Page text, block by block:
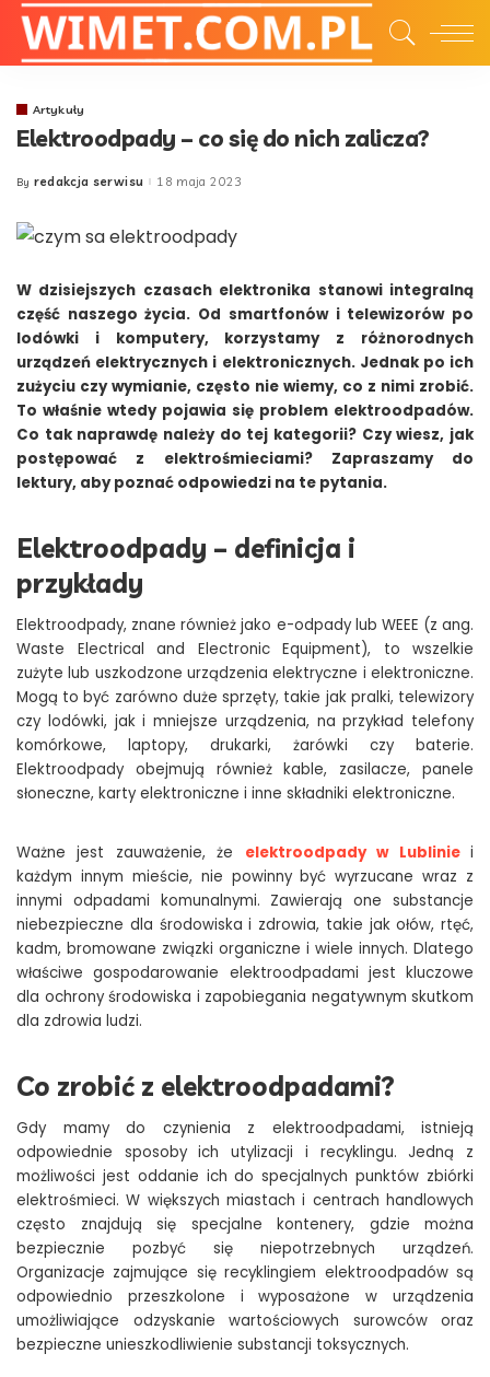
Artykuły
Elektroodpady – co się do nich zalicza?
Posted
By redakcja serwisu 18 maja 2023
W dzisiejszych czasach elektronika stanowi integralną
część naszego życia. Od smartfonów i telewizorów po
lodówki i komputery, korzystamy z różnorodnych
urządzeń elektrycznych i elektronicznych. Jednak po ich
zużyciu czy wymianie, często nie wiemy, co z nimi zrobić.
To właśnie wtedy pojawia się problem elektroodpadów.
Co tak naprawdę należy do tej kategorii? Czy wiesz, jak
postępować z elektrośmieciami? Zapraszamy do
lektury, aby poznać odpowiedzi na te pytania.
Elektroodpady – definicja i
przykłady
Elektroodpady, znane również jako e-odpady lub WEEE (z ang.
Waste Electrical and Electronic Equipment), to wszelkie
zużyte lub uszkodzone urządzenia elektryczne i elektroniczne.
Mogą to być zarówno duże sprzęty, takie jak pralki, telewizory
czy lodówki, jak i mniejsze urządzenia, na przykład telefony
komórkowe, laptopy, drukarki, żarówki czy baterie.
Elektroodpady obejmują również kable, zasilacze, panele
słoneczne, karty elektroniczne i inne składniki elektroniczne.
Ważne jest zauważenie, że elektroodpady w Lublinie i
każdym innym mieście, nie powinny być wyrzucane wraz z
innymi odpadami komunalnymi. Zawierają one substancje
niebezpieczne dla środowiska i zdrowia, takie jak ołów, rtęć,
kadm, bromowane związki organiczne i wiele innych. Dlatego
właściwe gospodarowanie elektroodpadami jest kluczowe
dla ochrony środowiska i zapobiegania negatywnym skutkom
dla zdrowia ludzi.
Co zrobić z elektroodpadami?
Gdy mamy do czynienia z elektroodpadami, istnieją
odpowiednie sposoby ich utylizacji i recyklingu. Jedną z
możliwości jest oddanie ich do specjalnych punktów zbiórki
elektrośmieci. W większych miastach i centrach handlowych
często znajdują się specjalne kontenery, gdzie można
bezpiecznie pozbyć się niepotrzebnych urządzeń.
Organizacje zajmujące się recyklingiem elektroodpadów są
odpowiednio przeszkolone i wyposażone w urządzenia
umożliwiające odzyskanie wartościowych surowców oraz
bezpieczne unieszkodliwienie substancji toksycznych.